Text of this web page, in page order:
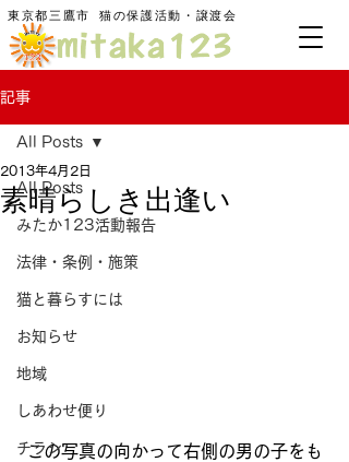
東京都三鷹市 ​猫の保護活動・譲渡会
記事
All Posts
みたか123活動報告
法律・条例・施策
猫と暮らすには
お知らせ
地域
しあわせ便り
チラシ
All Posts
素晴らしき出逢い
2013年4月2日
この写真の向かって右側の男の子をも